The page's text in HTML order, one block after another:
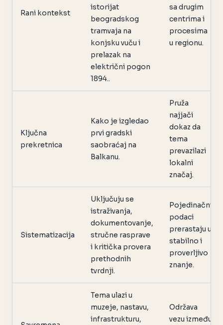
Rani kontekst
istorijat
beogradskog
tramvaja na
konjsku vuču i
prelazak na
električni pogon
1894..
sa drugim
centrima i
procesima
u regionu.
Ključna
prekretnica
Kako je izgledao
prvi gradski
saobraćaj na
Balkanu.
Pruža
najjači
dokaz da
tema
prevazilazi
lokalni
značaj.
Sistematizacija
Uključuju se
istraživanja,
dokumentovanje,
stručne rasprave
i kritička provera
prethodnih
tvrdnji.
Pojedinačni
podaci
prerastaju u
stabilno i
proverljivo
znanje.
Tema ulazi u
muzeje, nastavu,
infrastrukturu,
Održava
vezu između